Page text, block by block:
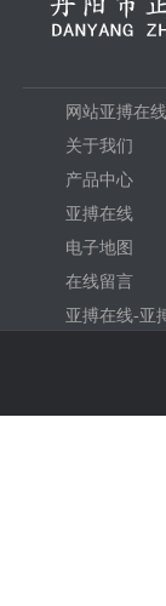
网站亚搏在线
关于我们
产品中心
亚搏在线
电子地图
在线留言
亚搏在线-亚